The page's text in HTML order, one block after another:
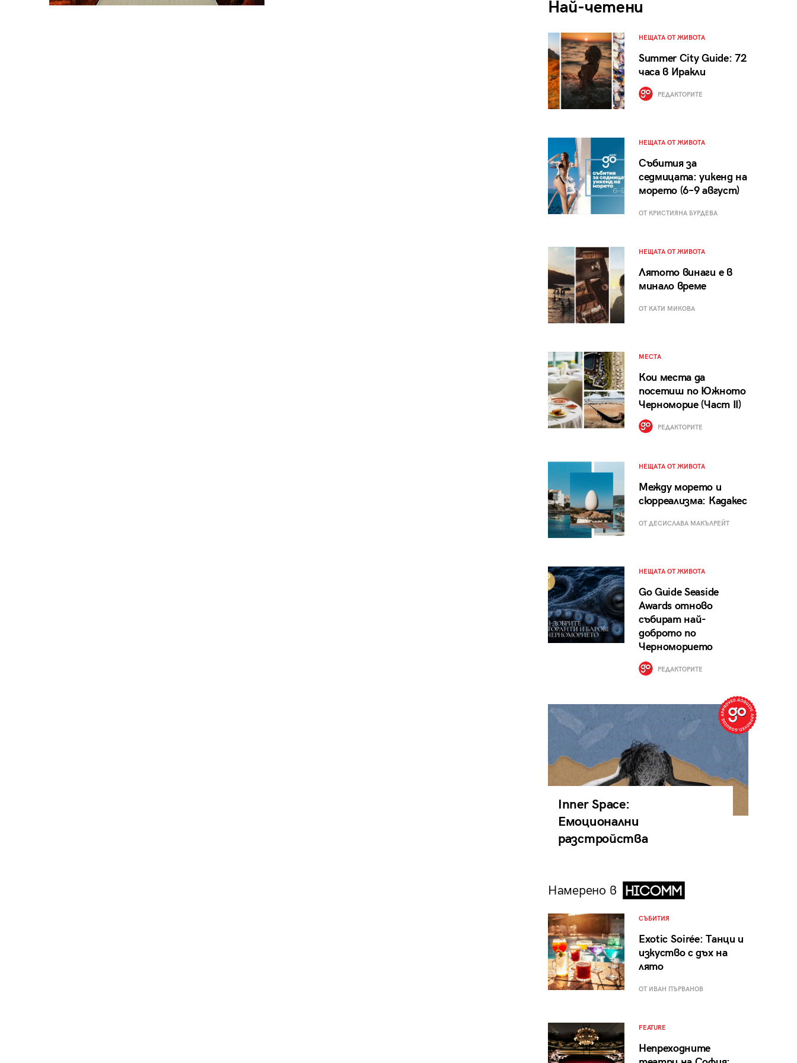
Най-четени
НЕЩАТА ОТ ЖИВОТА
Summer City Guide: 72
часа в Иракли
РЕДАКТОРИТЕ
НЕЩАТА ОТ ЖИВОТА
Събития за
седмицата: уикенд на
морето (6–9 август)
ОТ КРИСТИЯНА БУРДЕВА
НЕЩАТА ОТ ЖИВОТА
Лятото винаги е в
минало време
ОТ КАТИ МИКОВА
МЕСТА
Кои места да
посетиш по Южното
Черноморие (Част II)
РЕДАКТОРИТЕ
НЕЩАТА ОТ ЖИВОТА
Между морето и
сюрреализма: Кадакес
ОТ ДЕСИСЛАВА МАКЪЛРЕЙТ
НЕЩАТА ОТ ЖИВОТА
Go Guide Seaside
Awards отново
събират най-
доброто по
Черноморието
РЕДАКТОРИТЕ
Inner Space:
Емоционални
разстройства
Намерено в
СЪБИТИЯ
Exotic Soirée: Танци и
изкуство с дъх на
лято
ОТ ИВАН ПЪРВАНОВ
FEATURE
Непреходните